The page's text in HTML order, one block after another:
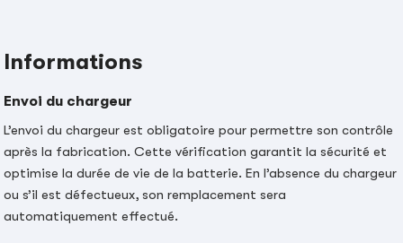
Informations
Envoi du chargeur
L’envoi du chargeur est obligatoire pour permettre son contrôle
après la fabrication. Cette vérification garantit la sécurité et
optimise la durée de vie de la batterie. En l’absence du chargeur
ou s’il est défectueux, son remplacement sera
automatiquement effectué.